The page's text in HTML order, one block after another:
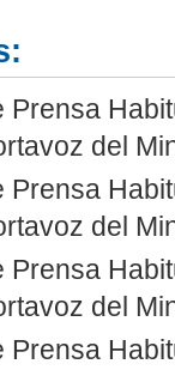
Prensa
del
Prensa
del
Prensa
del
Prensa